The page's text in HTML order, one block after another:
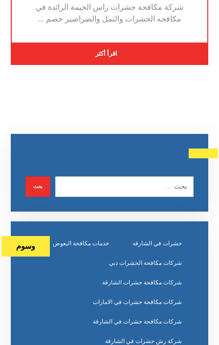
شركة مكافحة حشرات راس الخيمة الرائدة في
مكافحه الحشرات والنمل والصراصير خصم ...
اقرأ أكثر
وسوم حشرات في الشارقه خدمات مكافحة البعوض
شركات مكافحة الحشرات دبي
شركات مكافحة حشرات الشارقة
شركات مكافحة حشرات في الامارات
شركات مكافحة حشرات في الشارقة
شركة رش حشرات في الشارقة